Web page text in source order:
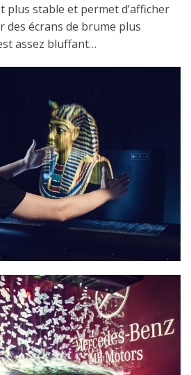
plus stable et permet d’afficher
des écrans de brume plus
assez bluffant…